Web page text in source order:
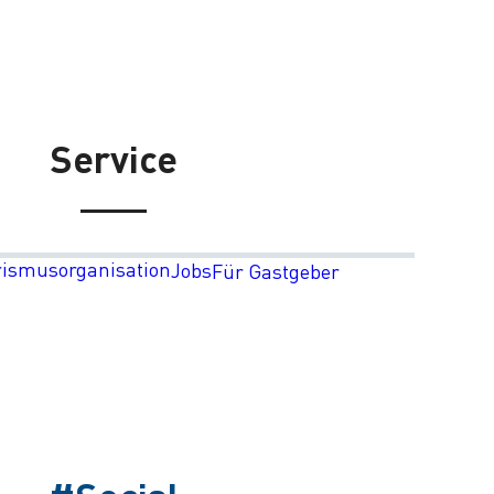
Service
JobsFür Gastgeber